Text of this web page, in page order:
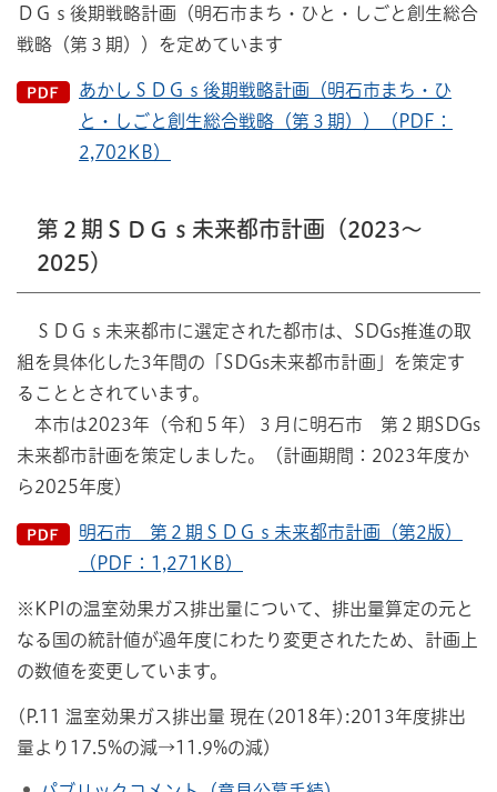
ＤＧｓ後期戦略計画（明石市まち・ひと・しごと創生総合
戦略（第３期））を定めています
あかしＳＤＧｓ後期戦略計画（明石市まち・ひ
と・しごと創生総合戦略（第３期））（PDF：
2,702KB）
第２期ＳＤＧｓ未来都市計画（2023～
2025）
ＳＤＧｓ未来都市に選定された都市は、SDGs推進の取
組を具体化した3年間の「SDGs未来都市計画」を策定す
ることとされています。
本市は2023年（令和５年）３月に明石市 第２期SDGs
未来都市計画を策定しました。（計画期間：2023年度か
ら2025年度）
明石市 第２期ＳＤＧｓ未来都市計画（第2版）
（PDF：1,271KB）
※KPIの温室効果ガス排出量について、排出量算定の元と
なる国の統計値が過年度にわたり変更されたため、計画上
の数値を変更しています。
(P.11 温室効果ガス排出量 現在(2018年):2013年度排出
量より17.5%の減→11.9%の減)